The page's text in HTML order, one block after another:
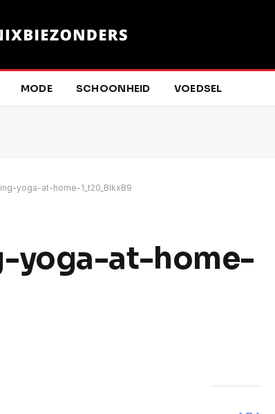
MODE SCHOONHEID VOEDSEL
yoga-at-home-1_t20_BlkxB9
yoga-at-home-